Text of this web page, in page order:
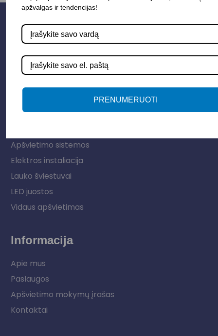
Apšvietimo sistemos
Elektros instaliacija
Lauko šviestuvai
LED juostos
Vidaus apšvietimas
Informacija
Apie mus
Paslaugos
Apšvietimo mokymų įrašas
Kontaktai
apžvalgas ir tendencijas!
PRENUMERUOTI